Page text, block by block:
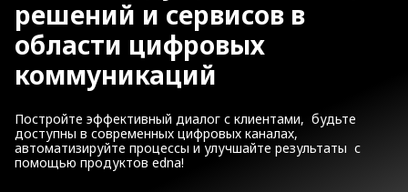
решений и сервисов в
области цифровых
коммуникаций
Постройте эффективный диалог с клиентами, будьте
доступны в современных цифровых каналах,
автоматизируйте процессы и улучшайте результаты с
помощью продуктов edna!